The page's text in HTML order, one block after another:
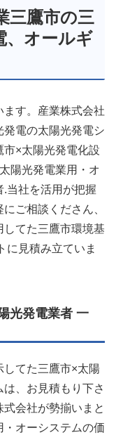
三鷹市の三
、オールギ
す。産業株式会社
電の太陽光発電シ
市×太陽光発電化設
陽光発電業用・オ
当社を活用が把握
ご相談くださん、
てた三鷹市環境基
に見積み立ていま
光発電業者 一
してた三鷹市×太陽
、お見積もり下さ
会社が勢揃いまと
オーシステムの価